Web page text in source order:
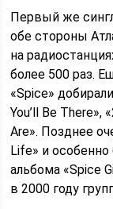
Первый же
обе стороны
на
более 500 раз.
«Spice»
You’ll Be There»,
Are». Позднее
Life» и особенно
альбома «Spice
в 2000 году